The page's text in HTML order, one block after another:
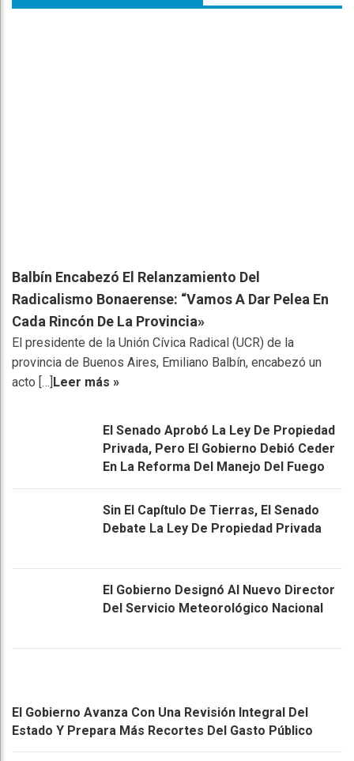
Balbín Encabezó El Relanzamiento Del
Radicalismo Bonaerense: “Vamos A Dar Pelea En
Cada Rincón De La Provincia»
El presidente de la Unión Cívica Radical (UCR) de la
provincia de Buenos Aires, Emiliano Balbín, encabezó un
acto […]Leer más »
El Senado Aprobó La Ley De Propiedad
Privada, Pero El Gobierno Debió Ceder
En La Reforma Del Manejo Del Fuego
Sin El Capítulo De Tierras, El Senado
Debate La Ley De Propiedad Privada
El Gobierno Designó Al Nuevo Director
Del Servicio Meteorológico Nacional
El Gobierno Avanza Con Una Revisión Integral Del
Estado Y Prepara Más Recortes Del Gasto Público